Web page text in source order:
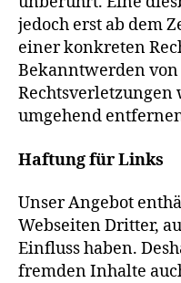
jedoch erst ab dem
einer konkreten
Bekanntwerden
umgehend
Haftung für Links
Unser Angebot
Webseiten Dritter,
Einfluss haben.
fremden Inhalte